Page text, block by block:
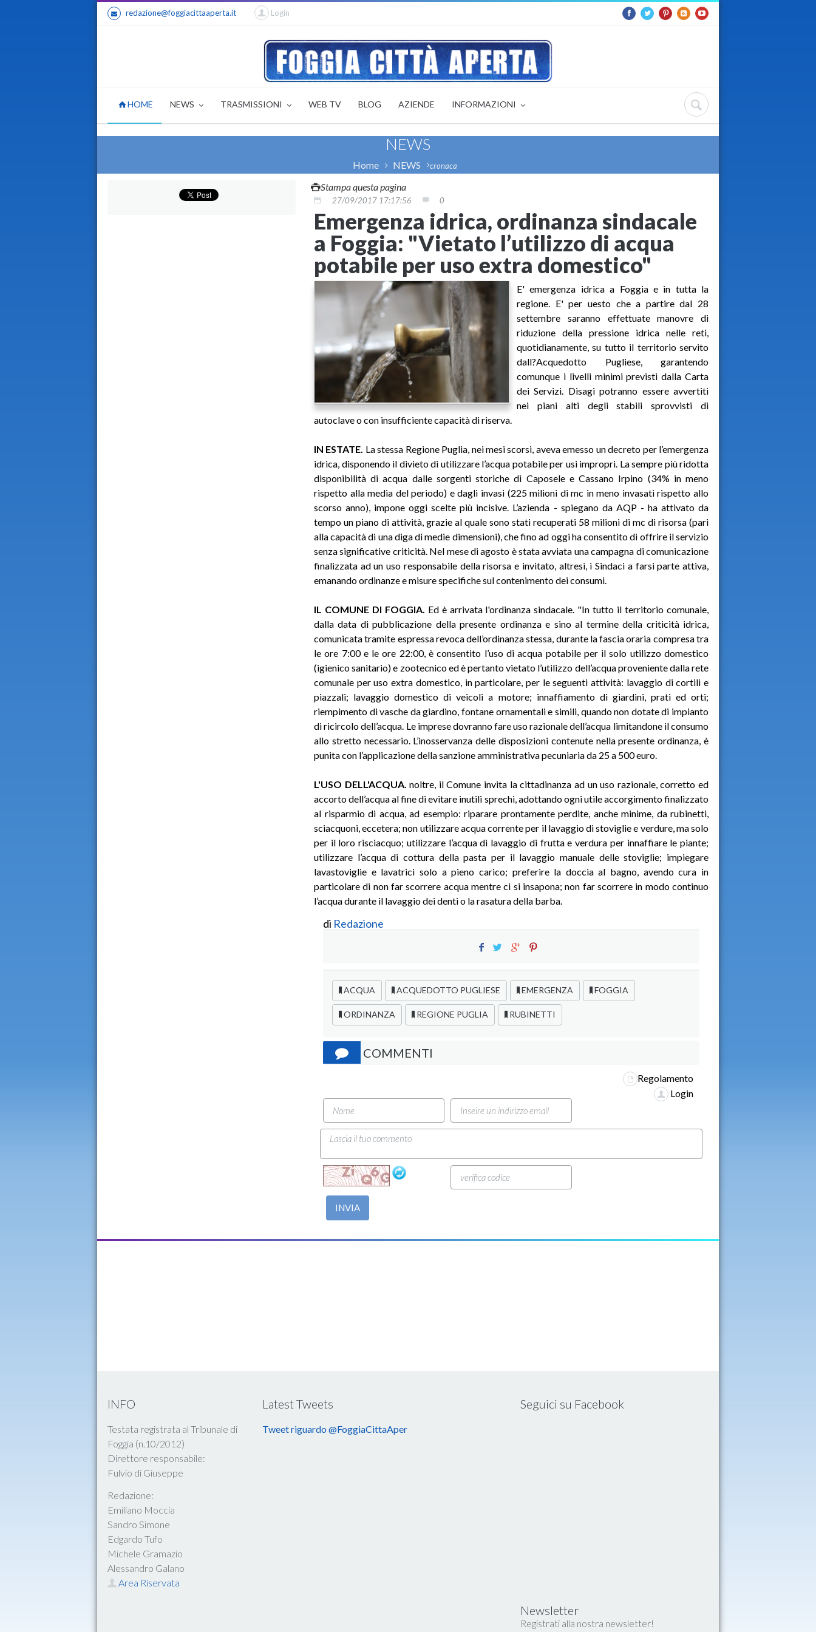
redazione@foggiacittaaperta.it Login
HOME NEWS TRASMISSIONI WEB TV BLOG AZIENDE INFORMAZIONI
NEWS
Home NEWS cronaca
Stampa questa pagina
27/09/2017 17:17:56 0
Emergenza idrica, ordinanza sindacale
a Foggia: "Vietato l’utilizzo di acqua
potabile per uso extra domestico"
E' emergenza idrica a Foggia e in tutta la
regione. E' per uesto che a partire dal 28
settembre saranno effettuate manovre di
riduzione della pressione idrica nelle reti,
quotidianamente, su tutto il territorio servito
dall?Acquedotto Pugliese, garantendo
comunque i livelli minimi previsti dalla Carta
dei Servizi. Disagi potranno essere avvertiti
nei piani alti degli stabili sprovvisti di
autoclave o con insufficiente capacità di riserva.
IN ESTATE. La stessa Regione Puglia, nei mesi scorsi, aveva emesso un decreto per l’emergenza
idrica, disponendo il divieto di utilizzare l’acqua potabile per usi impropri. La sempre più ridotta
disponibilità di acqua dalle sorgenti storiche di Caposele e Cassano Irpino (34% in meno
rispetto alla media del periodo) e dagli invasi (225 milioni di mc in meno invasati rispetto allo
scorso anno), impone oggi scelte più incisive. L’azienda - spiegano da AQP - ha attivato da
tempo un piano di attività, grazie al quale sono stati recuperati 58 milioni di mc di risorsa (pari
alla capacità di una diga di medie dimensioni), che fino ad oggi ha consentito di offrire il servizio
senza significative criticità. Nel mese di agosto è stata avviata una campagna di comunicazione
finalizzata ad un uso responsabile della risorsa e invitato, altresì, i Sindaci a farsi parte attiva,
emanando ordinanze e misure specifiche sul contenimento dei consumi.
IL COMUNE DI FOGGIA. Ed è arrivata l'ordinanza sindacale. "In tutto il territorio comunale,
dalla data di pubblicazione della presente ordinanza e sino al termine della criticità idrica,
comunicata tramite espressa revoca dell’ordinanza stessa, durante la fascia oraria compresa tra
le ore 7:00 e le ore 22:00, è consentito l’uso di acqua potabile per il solo utilizzo domestico
(igienico sanitario) e zootecnico ed è pertanto vietato l’utilizzo dell’acqua proveniente dalla rete
comunale per uso extra domestico, in particolare, per le seguenti attività: lavaggio di cortili e
piazzali; lavaggio domestico di veicoli a motore; innaffiamento di giardini, prati ed orti;
riempimento di vasche da giardino, fontane ornamentali e simili, quando non dotate di impianto
di ricircolo dell’acqua. Le imprese dovranno fare uso razionale dell’acqua limitandone il consumo
allo stretto necessario. L’inosservanza delle disposizioni contenute nella presente ordinanza, è
punita con l’applicazione della sanzione amministrativa pecuniaria da 25 a 500 euro.
L'USO DELL'ACQUA. noltre, il Comune invita la cittadinanza ad un uso razionale, corretto ed
accorto dell’acqua al fine di evitare inutili sprechi, adottando ogni utile accorgimento finalizzato
al risparmio di acqua, ad esempio: riparare prontamente perdite, anche minime, da rubinetti,
sciacquoni, eccetera; non utilizzare acqua corrente per il lavaggio di stoviglie e verdure, ma solo
per il loro risciacquo; utilizzare l’acqua di lavaggio di frutta e verdura per innaffiare le piante;
utilizzare l’acqua di cottura della pasta per il lavaggio manuale delle stoviglie; impiegare
lavastoviglie e lavatrici solo a pieno carico; preferire la doccia al bagno, avendo cura in
particolare di non far scorrere acqua mentre ci si insapona; non far scorrere in modo continuo
l’acqua durante il lavaggio dei denti o la rasatura della barba.
di Redazione
ACQUA ACQUEDOTTO PUGLIESE EMERGENZA FOGGIA
ORDINANZA REGIONE PUGLIA RUBINETTI
COMMENTI
Regolamento
Login
INVIA
INFO
Testata registrata al Tribunale di
Foggia (n.10/2012)
Direttore responsabile:
Fulvio di Giuseppe
Redazione:
Emiliano Moccia
Sandro Simone
Edgardo Tufo
Michele Gramazio
Alessandro Galano
Area Riservata
Latest Tweets
Tweet riguardo @FoggiaCittaAper
Seguici su Facebook
Newsletter
Registrati alla nostra newsletter!